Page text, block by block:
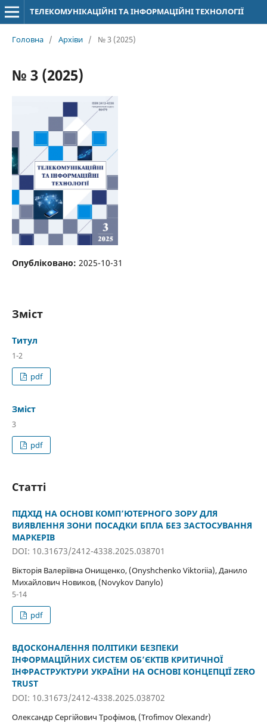
ТЕЛЕКОМУНІКАЦІЙНІ ТА ІНФОРМАЦІЙНІ ТЕХНОЛОГІЇ
Головна / Архіви / № 3 (2025)
№ 3 (2025)
Опубліковано: 2025-10-31
Зміст
Титул
1-2
pdf
Зміст
3
pdf
Статті
ПІДХІД НА ОСНОВІ КОМП’ЮТЕРНОГО ЗОРУ ДЛЯ
ВИЯВЛЕННЯ ЗОНИ ПОСАДКИ БПЛА БЕЗ ЗАСТОСУВАННЯ
МАРКЕРІВ
DOI: 10.31673/2412-4338.2025.038701
Вікторія Валеріївна Онищенко, (Onyshchenko Viktoriia), Данило
Михайлович Новиков, (Novykov Danylo)
5-14
pdf
ВДОСКОНАЛЕННЯ ПОЛІТИКИ БЕЗПЕКИ
ІНФОРМАЦІЙНИХ СИСТЕМ ОБ’ЄКТІВ КРИТИЧНОЇ
ІНФРАСТРУКТУРИ УКРАЇНИ НА ОСНОВІ КОНЦЕПЦІЇ ZERO
TRUST
DOI: 10.31673/2412-4338.2025.038702
Олександр Сергійович Трофімов, (Trofimov Olexandr)